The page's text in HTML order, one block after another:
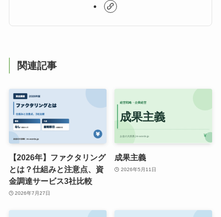
関連記事
【2026年】ファクタリング
とは？仕組みと注意点、資
金調達サービス3社比較
2026年7月27日
成果主義
2026年5月11日